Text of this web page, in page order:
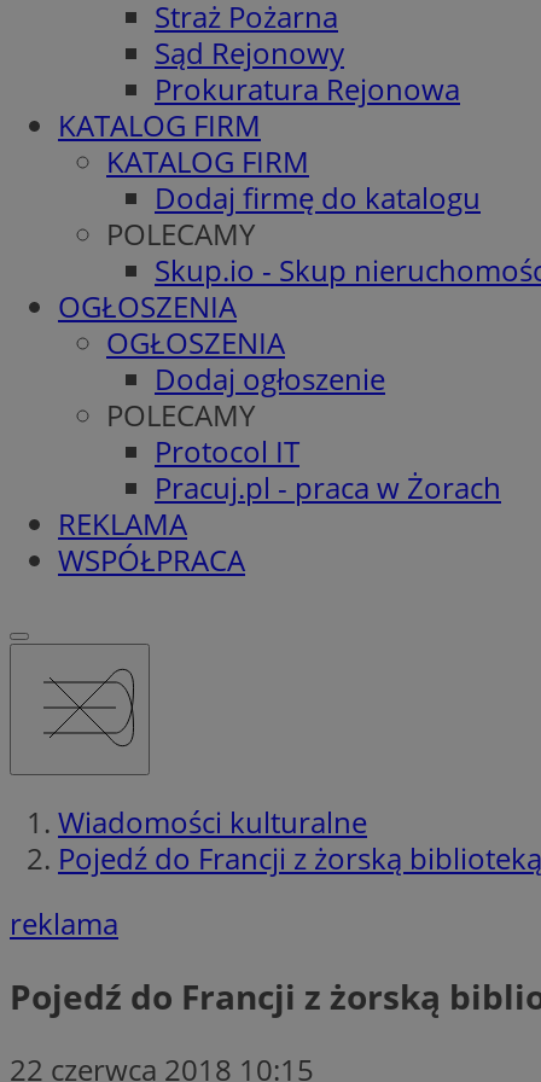
Straż Pożarna
Sąd Rejonowy
Prokuratura Rejonowa
KATALOG FIRM
KATALOG FIRM
Dodaj firmę do katalogu
POLECAMY
Skup.io - Skup
OGŁOSZENIA
OGŁOSZENIA
Dodaj ogłoszenie
POLECAMY
Protocol IT
Pracuj.pl - praca w Żorach
REKLAMA
WSPÓŁPRACA
Wiadomości kulturalne
Pojedź do Francji z żorską
reklama
Pojedź do Francji z żorską
22 czerwca 2018 10:15